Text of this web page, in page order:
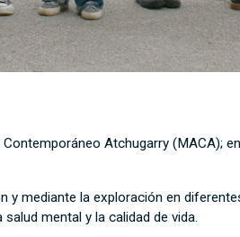
Atchugarry (MACA);
mediante la exploración en
mental y la calidad de vida.